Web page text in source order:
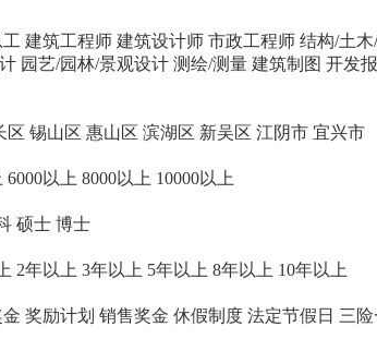
建筑工程师 建筑设计师 市政工程师 结构/土
园艺/园林/景观设计 测绘/测量 建筑制图 开发
区 锡山区 惠山区 滨湖区 新吴区 江阴市 宜兴市
6000以上 8000以上 10000以上
硕士 博士
2年以上 3年以上 5年以上 8年以上 10年以上
奖励计划 销售奖金 休假制度 法定节假日 三